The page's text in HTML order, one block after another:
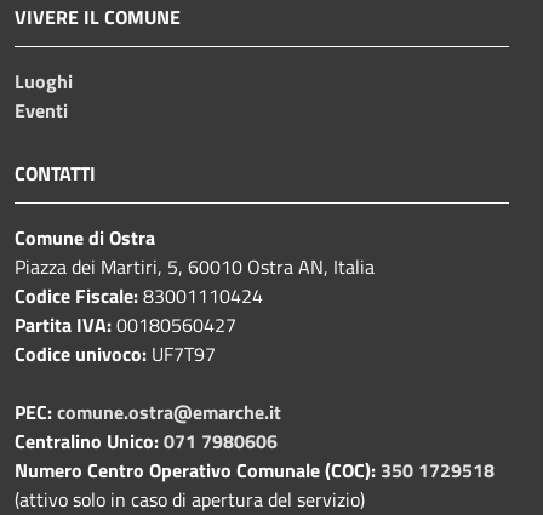
VIVERE IL COMUNE
Luoghi
Eventi
CONTATTI
Comune di Ostra
Piazza dei Martiri, 5, 60010 Ostra AN, Italia
Codice Fiscale:83001110424
Partita IVA:00180560427
Codice univoco: UF7T97
PEC:comune.ostra@emarche.it
Centralino Unico:071 7980606
Numero Centro Operativo Comunale (COC): 350 1729518
(attivo solo in caso di apertura del servizio)